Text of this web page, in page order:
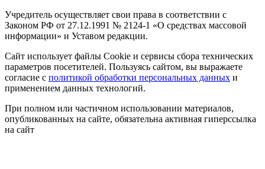
Учредитель осуществляет свои права в соответствии с
Законом РФ от 27.12.1991 № 2124-1 «О средствах массовой
информации» и Уставом редакции.
Сайт использует файлы Cookie и сервисы сбора технических
параметров посетителей. Пользуясь сайтом, вы выражаете
согласие с политикой обработки персональных данных и
применением данных технологий.
При полном или частичном использовании материалов,
опубликованных на сайте, обязательна активная гиперссылка
на сайт